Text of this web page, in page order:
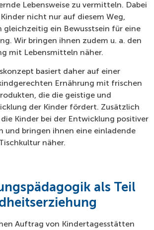
Lebensweise zu vermitteln. Dabei
nicht nur auf diesem Weg,
gleichzeitig ein Bewusstsein für eine
Wir bringen ihnen zudem u. a. den
mit Lebensmitteln näher.
basiert daher auf einer
Ernährung mit frischen
die die geistige und
der Kinder fördert. Zusätzlich
Kinder bei der Entwicklung positiver
und bringen ihnen eine einladende
näher.
als Teil
Auftrag von Kindertagesstätten